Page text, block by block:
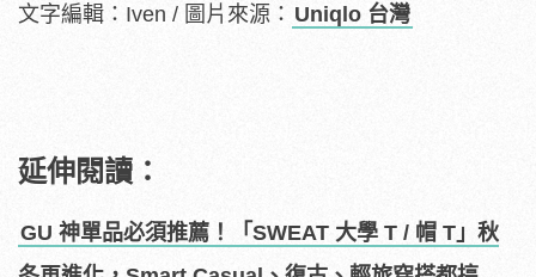
文字編輯：Iven / 圖片來源： Uniqlo 台灣
延伸閱讀：
GU 神單品必須推薦！「SWEAT 大學 T / 帽 T」秋